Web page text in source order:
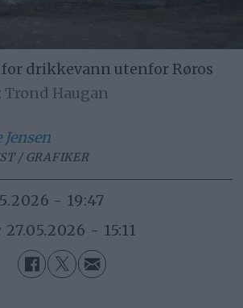
for drikkevann utenfor Røros
Trond Haugan
Jensen
/ GRAFIKER
- 19:47
27.05.2026 - 15:11